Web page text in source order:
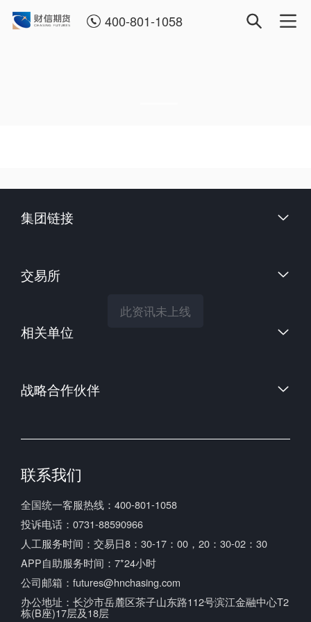
400-801-1058
集团链接
交易所
上海国际能源交易中心
中国金融期货交易所
大连商品交易所
相关单位
中国期货业协会
战略合作伙伴
联系我们
全国统一客服热线：400-801-1058
投诉电话：0731-88590966
人工服务时间：交易日8：30-17：00，20：30-02：30
APP自助服务时间：7*24小时
公司邮箱：futures@hnchasing.com
办公地址：长沙市岳麓区茶子山东路112号滨江金融中心T2
栋(B座)17层及18层
此资讯未上线